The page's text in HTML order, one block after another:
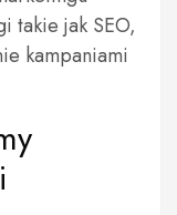
takie jak SEO,
kampaniami